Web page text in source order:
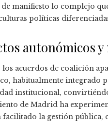
manifiesto lo complejo
políticas
autonómicos
acuerdos de coalición
habitualmente integrado
institucional,
de Madrid ha
la gestión